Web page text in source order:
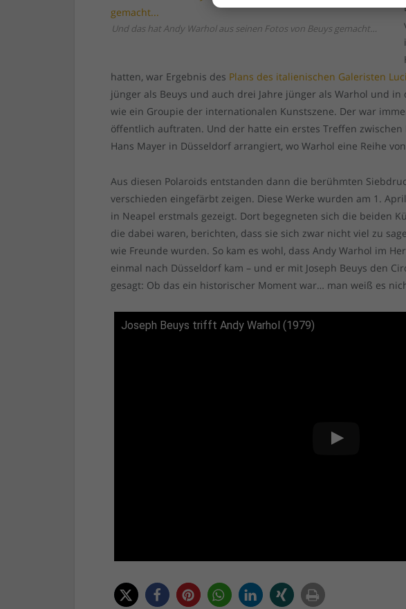
Und das hat Andy Warhol aus seinen Fotos von Beuys gemacht…
hatten, war Ergebnis des Plans des italienischen Galeristen
jünger als Beuys und auch drei Jahre jünger als Warhol und
wie ein Groupie der internationalen Kunstszene. Der war
öffentlich auftraten. Und der hatte ein erstes Treffen
Hans Mayer in Düsseldorf arrangiert, wo Warhol eine Reihe
Aus diesen Polaroids entstanden dann die berühmten
verschieden eingefärbt zeigen. Diese Werke wurden am 1.
in Neapel erstmals gezeigt. Dort begegneten sich die beiden
die dabei waren, berichten, dass sie sich zwar nicht viel zu
wie Freunde wurden. So kam es wohl, dass Andy Warhol im
einmal nach Düsseldorf kam – und er mit Joseph Beuys den
gesagt: Ob das ein historischer Moment war… man weiß es
Joseph Beuys trifft Andy Warhol (1979)